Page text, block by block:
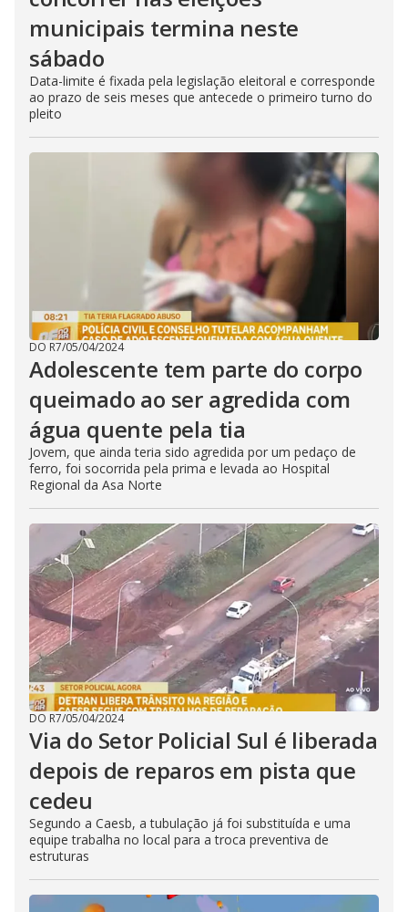
municipais termina neste
sábado
Data-limite é fixada pela legislação eleitoral e corresponde
ao prazo de seis meses que antecede o primeiro turno do
pleito
DO R7/05/04/2024
Adolescente tem parte do corpo
queimado ao ser agredida com
água quente pela tia
Jovem, que ainda teria sido agredida por um pedaço de
ferro, foi socorrida pela prima e levada ao Hospital
Regional da Asa Norte
DO R7/05/04/2024
Via do Setor Policial Sul é liberada
depois de reparos em pista que
cedeu
Segundo a Caesb, a tubulação já foi substituída e uma
equipe trabalha no local para a troca preventiva de
estruturas